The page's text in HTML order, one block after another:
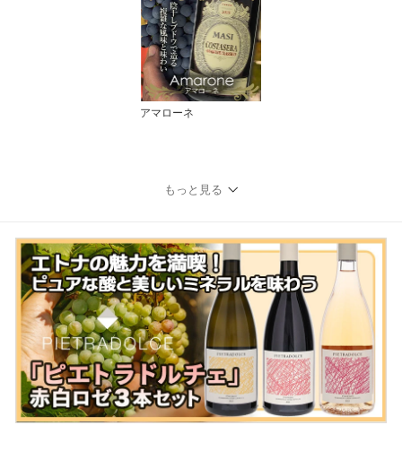
アマローネ
もっと見る